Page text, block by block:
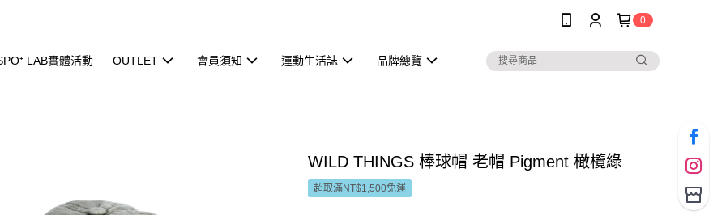
0
LAB實體活動 OUTLET 會員須知 運動生活誌 品牌總覽
WILD THINGS 棒球帽 老帽 Pigment 橄欖綠
超取滿NT$1,500免運